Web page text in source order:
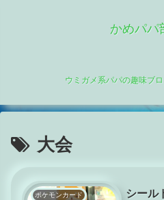
かめパパ
ウミガメ系パパの趣味ブ
大会
ポケモンカード
シール